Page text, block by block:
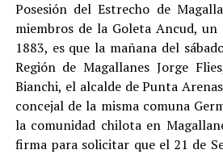
Indemnización a la víctima y
por ocultamiento de bienes
En el ámbito civil, elJuzgado de
enseptiembre de 2023una
Pedro Montecinos apagar una
$120 millonespor concepto de
Posesión del Estrecho de
miembros de la Goleta Ancud,
1883, es que la mañana del
Región de Magallanes Jorge
Bianchi, el alcalde de Punta
concejal de la misma comuna
la comunidad chilota en
firma para solicitar que el 21 de